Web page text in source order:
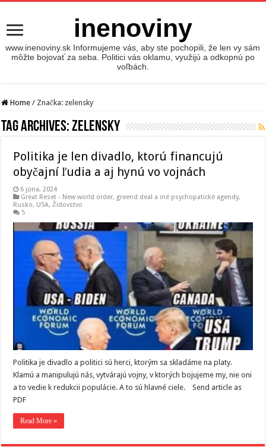
inenoviny
www.inenoviny.sk Informujeme vás, aby ste pochopili, že len vy sám
môžte bojovať za seba. Politici vás oklamu, využijú a odkopnú po
voľbách.
Home / Značka: zelensky
Tag Archives:zelensky
Politika je len divadlo, ktorú financujú
obyčajní ľudia a aj hynú vo vojnách
6 júna, 2024
Great Reset - New world order, greend deal a iné psychopatické agendy,
Rusko, USA,Židovstvo
5
Politika je divadlo a politici sú herci, ktorým sa skladáme na platy.
Klamú a manipulujú nás, vytvárajú vojny, v ktorých bojujeme my, nie oni
a to vedie k redukcii populácie. A to sú hlavné ciele. Send article as
PDF
Read More »